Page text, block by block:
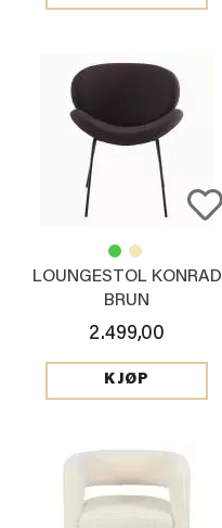
LOUNGESTOL KONRAD
BRUN
2.499,00
KJØP